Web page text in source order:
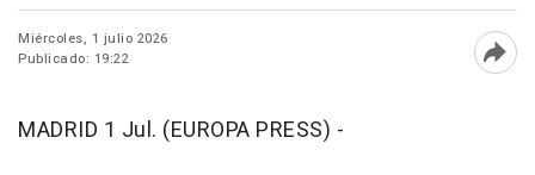
Miércoles, 1 julio 2026
Publicado: 19:22
MADRID 1 Jul. (EUROPA PRESS) -